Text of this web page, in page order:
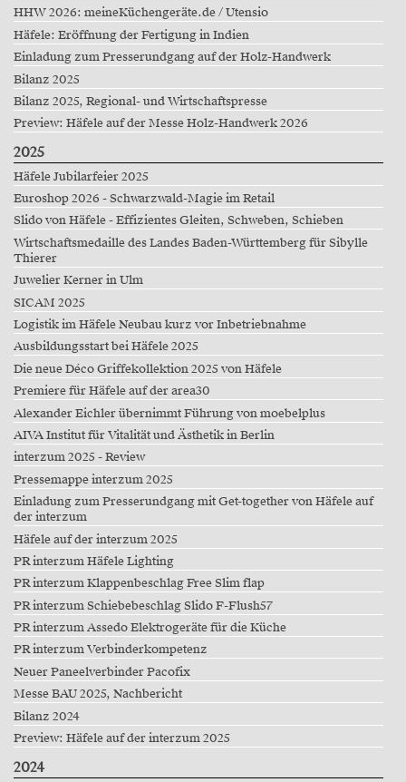
HHW 2026: meineKüchengeräte.de / Utensio
Häfele: Eröffnung der Fertigung in Indien
Einladung zum Presserundgang auf der Holz-Handwerk
Bilanz 2025
Bilanz 2025, Regional- und Wirtschaftspresse
Preview: Häfele auf der Messe Holz-Handwerk 2026
2025
Häfele Jubilarfeier 2025
Euroshop 2026 - Schwarzwald-Magie im Retail
Slido von Häfele - Effizientes Gleiten, Schweben, Schieben
Wirtschaftsmedaille des Landes Baden-Württemberg für Sibylle
Thierer
Juwelier Kerner in Ulm
SICAM 2025
Logistik im Häfele Neubau kurz vor Inbetriebnahme
Ausbildungsstart bei Häfele 2025
Die neue Déco Griffekollektion 2025 von Häfele
Premiere für Häfele auf der area30
Alexander Eichler übernimmt Führung von moebelplus
AIVA Institut für Vitalität und Ästhetik in Berlin
interzum 2025 - Review
Pressemappe interzum 2025
Einladung zum Presserundgang mit Get-together von Häfele auf
der interzum
Häfele auf der interzum 2025
PR interzum Häfele Lighting
PR interzum Klappenbeschlag Free Slim flap
PR interzum Schiebebeschlag Slido F-Flush57
PR interzum Assedo Elektrogeräte für die Küche
PR interzum Verbinderkompetenz
Neuer Paneelverbinder Pacofix
Messe BAU 2025, Nachbericht
Bilanz 2024
Preview: Häfele auf der interzum 2025
2024